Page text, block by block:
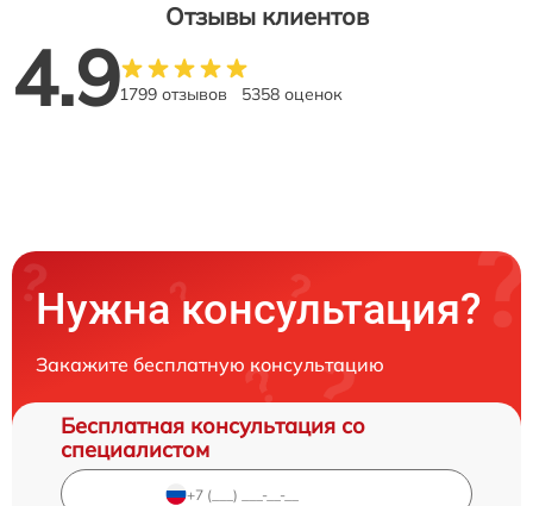
Отзывы клиентов
4.91799 отзывов 5358 оценок
Нужна консультация?
Закажите бесплатную консультацию
Бесплатная консультация со
специалистом